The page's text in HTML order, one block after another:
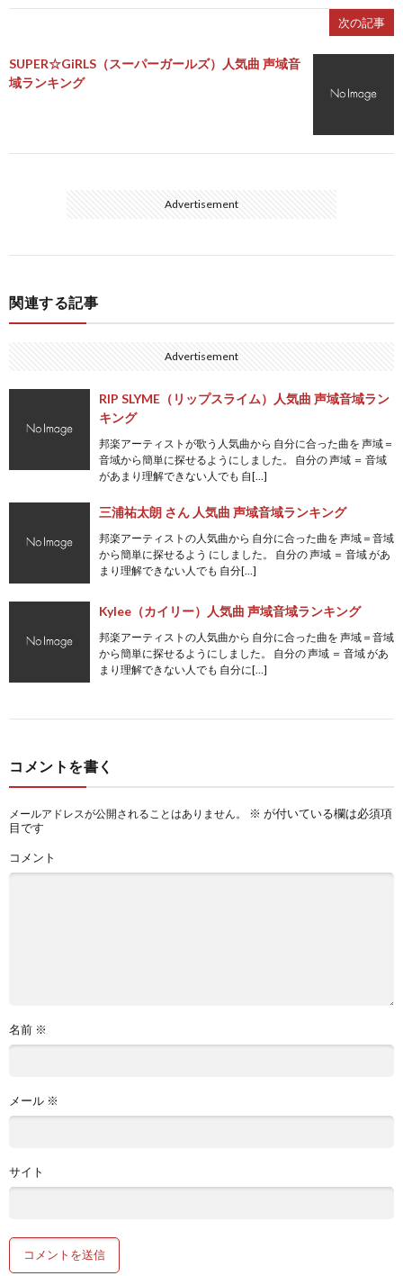
次の記事
SUPER☆GiRLS（スーパーガールズ）人気曲 声域音
域ランキング
Advertisement
関連する記事
Advertisement
RIP SLYME（リップスライム）人気曲 声域音域ラン
キング
邦楽アーティストが歌う人気曲から 自分に合った曲を 声域＝
音域から簡単に探せるようにしました。 自分の 声域 ＝ 音域
があまり理解できない人でも 自[…]
三浦祐太朗 さん 人気曲 声域音域ランキング
邦楽アーティストの人気曲から 自分に合った曲を 声域＝音域
から簡単に探せるよう にしました。 自分の 声域 ＝ 音域 があ
まり理解できない人でも 自分[…]
Kylee（カイリー）人気曲 声域音域ランキング
邦楽アーティストの人気曲から 自分に合った曲を 声域＝音域
から簡単に探せるようにしました。 自分の 声域 ＝ 音域 があ
まり理解できない人でも 自分に[…]
コメントを書く
メールアドレスが公開されることはありません。 ※ が付いている欄は必須項
目です
コメント
名前 ※
メール ※
サイト